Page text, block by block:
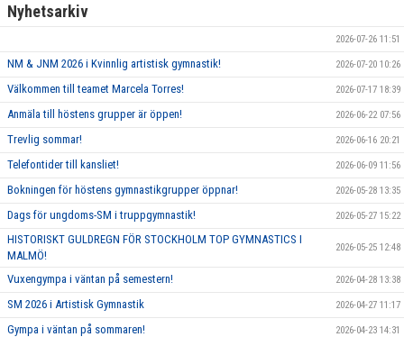
Nyhetsarkiv
2026-07-26 11:51
NM & JNM 2026 i Kvinnlig artistisk gymnastik! 2026-07-20 10:26
Välkommen till teamet Marcela Torres! 2026-07-17 18:39
Anmäla till höstens grupper är öppen! 2026-06-22 07:56
Trevlig sommar! 2026-06-16 20:21
Telefontider till kansliet! 2026-06-09 11:56
Bokningen för höstens gymnastikgrupper öppnar! 2026-05-28 13:35
Dags för ungdoms-SM i truppgymnastik! 2026-05-27 15:22
HISTORISKT GULDREGN FÖR STOCKHOLM TOP GYMNASTICS I
MALMÖ!
2026-05-25 12:48
Vuxengympa i väntan på semestern! 2026-04-28 13:38
SM 2026 i Artistisk Gymnastik 2026-04-27 11:17
Gympa i väntan på sommaren! 2026-04-23 14:31